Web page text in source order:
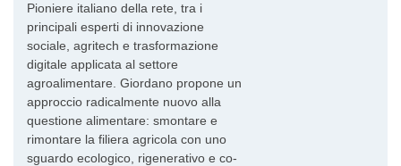
Pioniere italiano della rete, tra i
principali esperti di innovazione
sociale, agritech e trasformazione
digitale applicata al settore
agroalimentare. Giordano propone un
approccio radicalmente nuovo alla
questione alimentare: smontare e
rimontare la filiera agricola con uno
sguardo ecologico, rigenerativo e co-